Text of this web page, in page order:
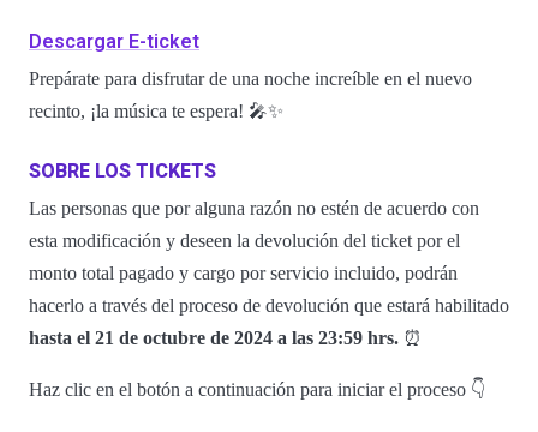
Descargar E-ticket
Prepárate para disfrutar de una noche increíble en el nuevo
recinto, ¡la música te espera! 🎤✨
SOBRE LOS TICKETS
Las personas que por alguna razón no estén de acuerdo con
esta modificación y deseen la devolución del ticket por el
monto total pagado y cargo por servicio incluido, podrán
hacerlo a través del proceso de devolución que estará habilitado
hasta el 21 de octubre de 2024 a las 23:59 hrs. ⏰
Haz clic en el botón a continuación para iniciar el proceso 👇